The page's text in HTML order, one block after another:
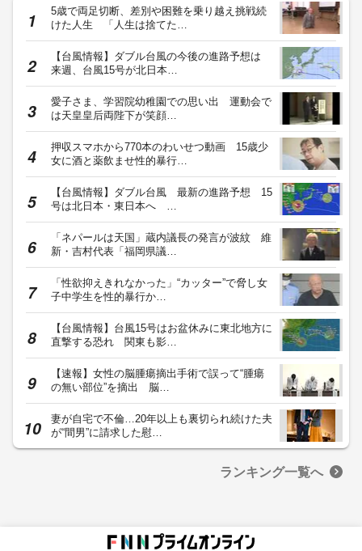
5歳で両足切断、差別や困難を乗り越え挑戦続
けた人生 「人生は捨てた…
【台風情報】ダブル台風の今後の進路予想は
来週、台風15号が北日本…
愛子さま、学習院幼稚園での思い出 運動会で
は天皇皇后両陛下が笑顔…
押収スマホから770本のわいせつ動画 15歳少
女に酒と薬飲ませ性的暴行…
【台風情報】ダブル台風 最新の進路予想 15
号は北日本・東日本へ …
「ネパールは天国」蔵内議長の発言が波紋 維
新・吉村代表「福岡県議…
「性欲抑えきれなかった」“カッター”で脅し女
子中学生を性的暴行か…
【台風情報】台風15号はお盆休みに東北地方に
直撃する恐れ 関東も影…
【速報】女性の脳腫瘍摘出手術で誤って“腫瘍
の無い部位”を摘出 脳…
妻が自宅で不倫…20年以上も裏切られ続けた夫
が“間男”に請求した慰…
ランキング一覧へ